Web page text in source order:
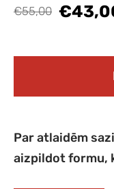
€55,00
Par atlaidēm
aizpildot formu,